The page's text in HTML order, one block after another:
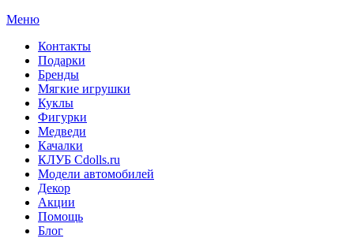
Меню
Контакты
Подарки
Бренды
Мягкие игрушки
Куклы
Фигурки
Медведи
Качалки
КЛУБ Cdolls.ru
Модели автомобилей
Декор
Акции
Помощь
Блог